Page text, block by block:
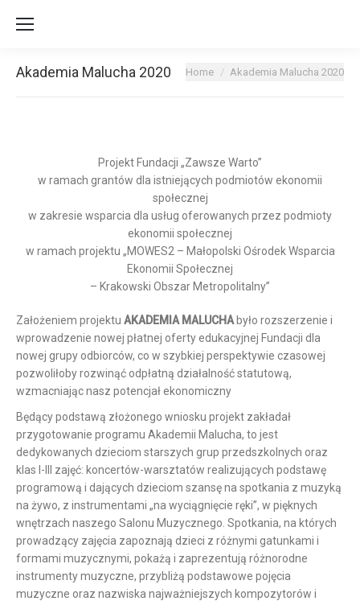
Akademia Malucha 2020 You are here:
Home Akademia Malucha 2020
Projekt Fundacji „Zawsze Warto”
w ramach grantów dla istniejących podmiotów ekonomii
społecznej
w zakresie wsparcia dla usług oferowanych przez podmioty
ekonomii społecznej
w ramach projektu „MOWES2 – Małopolski Ośrodek Wsparcia
Ekonomii Społecznej
– Krakowski Obszar Metropolitalny”
Założeniem projektu AKADEMIA MALUCHA było rozszerzenie i
wprowadzenie nowej płatnej oferty edukacyjnej Fundacji dla
nowej grupy odbiorców, co w szybkiej perspektywie czasowej
pozwoliłoby rozwinąć odpłatną działalność statutową,
wzmacniając nasz potencjał ekonomiczny
Będący podstawą złożonego wniosku projekt zakładał
przygotowanie programu Akademii Malucha, to jest
dedykowanych dzieciom starszych grup przedszkolnych oraz
klas I-III zajęć: koncertów-warsztatów realizujących podstawę
programową i dających dzieciom szansę na spotkania z muzyką
na żywo, z instrumentami „na wyciągnięcie ręki”, w pięknych
wnętrzach naszego Salonu Muzycznego. Spotkania, na których
prowadzący zajęcia zapoznają dzieci z różnymi gatunkami i
formami muzycznymi, pokażą i zaprezentują różnorodne
instrumenty muzyczne, przybliżą podstawowe pojęcia
muzyczne oraz nazwiska najważniejszych kompozytorów i